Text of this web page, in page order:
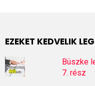
EZEKET KEDVELIK
Büszke
7. rész